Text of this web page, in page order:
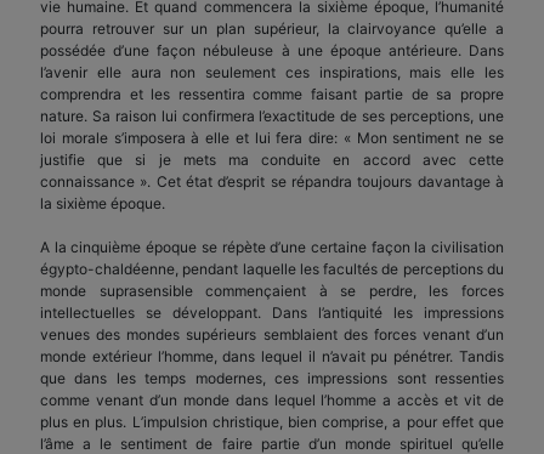
vie humaine. Et quand commencera la sixième époque, l’humanité
pourra retrouver sur un plan supérieur, la clairvoyance qu’elle a
possédée d’une façon nébuleuse à une époque antérieure. Dans
l’avenir elle aura non seulement ces inspirations, mais elle les
comprendra et les ressentira comme faisant partie de sa propre
nature. Sa raison lui confirmera l’exactitude de ses perceptions, une
loi morale s’imposera à elle et lui fera dire: « Mon sentiment ne se
justifie que si je mets ma conduite en accord avec cette
connaissance ». Cet état d’esprit se répandra toujours davantage à
la sixième époque.
A la cinquième époque se répète d’une certaine façon la civilisation
égypto-chaldéenne, pendant laquelle les facultés de perceptions du
monde suprasensible commençaient à se perdre, les forces
intellectuelles se développant. Dans l’antiquité les impressions
venues des mondes supérieurs semblaient des forces venant d’un
monde extérieur l’homme, dans lequel il n’avait pu pénétrer. Tandis
que dans les temps modernes, ces impressions sont ressenties
comme venant d’un monde dans lequel l’homme a accès et vit de
plus en plus. L’impulsion christique, bien comprise, a pour effet que
l’âme a le sentiment de faire partie d’un monde spirituel qu’elle